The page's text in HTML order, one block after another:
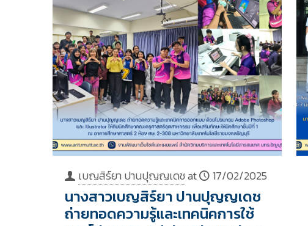
เบญสิร์ยา ปานปุญญเดชat 17/02/2025
นางสาวเบญสิร์ยา ปานปุญญเดช
ถ่ายทอดความรู้และเทคนิคการใช้